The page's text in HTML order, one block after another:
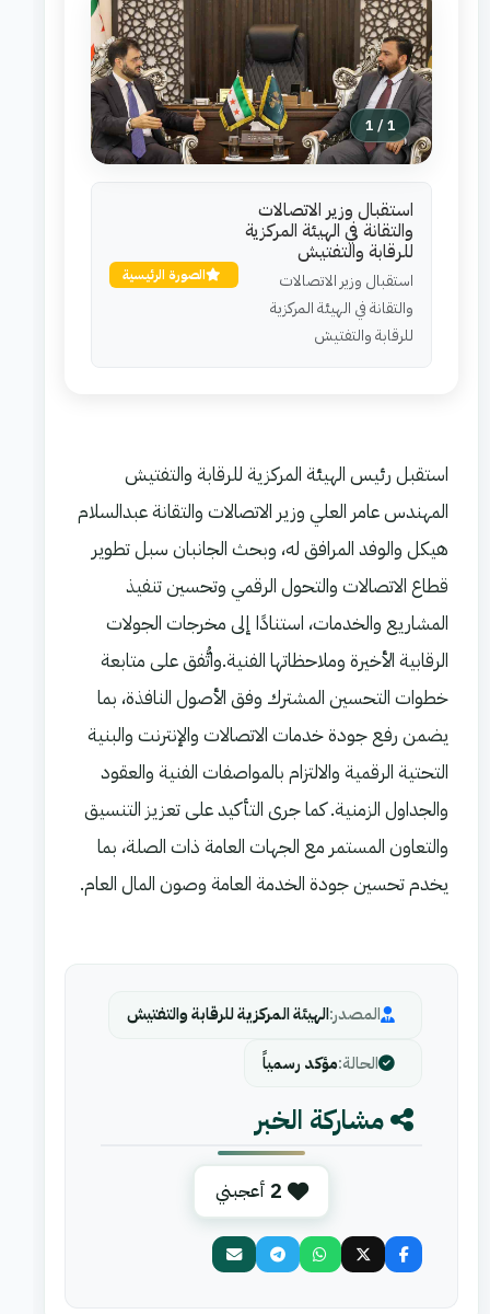
1
/
1
استقبال وزير الاتصالات
والتقانة في الهيئة المركزية
للرقابة والتفتيش
استقبال وزير الاتصالات
والتقانة في الهيئة المركزية
للرقابة والتفتيش
الصورة الرئيسية
استقبل رئيس الهيئة المركزية للرقابة والتفتيش
المهندس عامر العلي وزير الاتصالات والتقانة عبدالسلام
هيكل والوفد المرافق له، وبحث الجانبان سبل تطوير
قطاع الاتصالات والتحول الرقمي وتحسين تنفيذ
المشاريع والخدمات، استنادًا إلى مخرجات الجولات
الرقابية الأخيرة وملاحظاتها الفنية.واتُّفق على متابعة
خطوات التحسين المشترك وفق الأصول النافذة، بما
يضمن رفع جودة خدمات الاتصالات والإنترنت والبنية
التحتية الرقمية والالتزام بالمواصفات الفنية والعقود
والجداول الزمنية. كما جرى التأكيد على تعزيز التنسيق
والتعاون المستمر مع الجهات العامة ذات الصلة، بما
يخدم تحسين جودة الخدمة العامة وصون المال العام.
المصدر:الهيئة المركزية للرقابة والتفتيش
الحالة:مؤكد رسمياً
مشاركة الخبر
2 أعجبني